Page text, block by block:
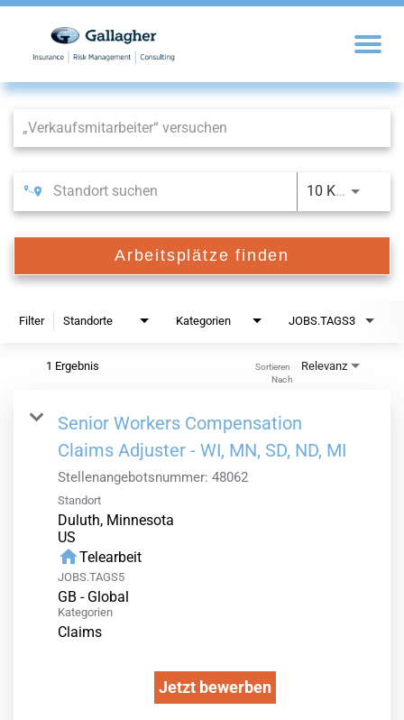
Job Search Page
10 KM
Arbeitsplätze finden
Filter Standorte Kategorien JOBS.TAGS3
1 Ergebnis Relevanz
Sortieren
Nach
Senior Workers Compensation
Claims Adjuster - WI, MN, SD, ND, MI
Stellenangebotsnummer: 48062
Standort
Duluth, Minnesota
homeTelearbeit
JOBS.TAGS5
GB - Global
Kategorien
Claims
Jetzt bewerben